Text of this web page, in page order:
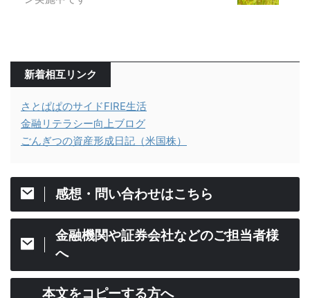
新着相互リンク
さとぱぱのサイドFIRE生活
金融リテラシー向上ブログ
ごんぎつの資産形成日記（米国株）
感想・問い合わせはこちら
金融機関や証券会社などのご担当者様
へ
本文をコピーする方へ